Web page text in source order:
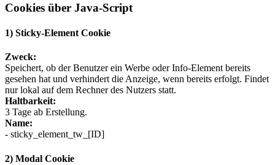
Cookies über Java-Script
1) Sticky-Element Cookie
Zweck:
Speichert, ob der Benutzer ein Werbe oder Info-Element bereits
gesehen hat und verhindert die Anzeige, wenn bereits erfolgt. Findet
nur lokal auf dem Rechner des Nutzers statt.
Haltbarkeit:
3 Tage ab Erstellung.
Name:
- sticky_element_tw_[ID]
2) Modal Cookie